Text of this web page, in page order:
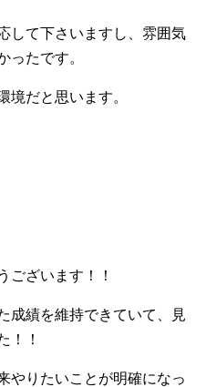
して下さいますし、雰囲気
ったです。
境だと思います。
ございます！！
成績を維持できていて、見
！！
やりたいことが明確になっ